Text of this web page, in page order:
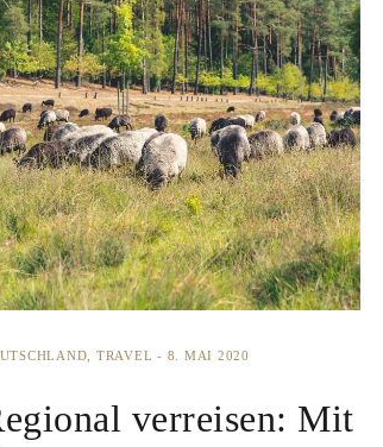
TRAVEL 8. MAI 2020
verreisen: Mit